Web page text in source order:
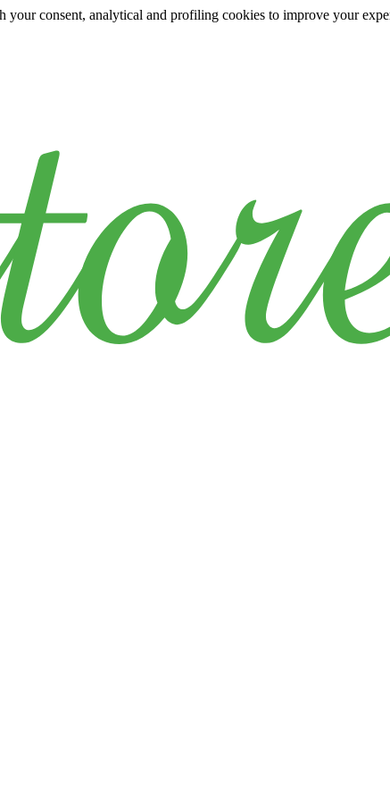
consent, analytical and profiling cookies to improve your